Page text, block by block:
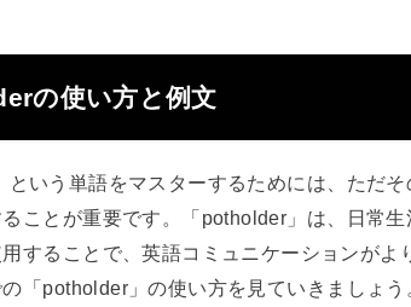
の使い方と例文
という単語をマスターするためには、ただ
ことが重要です。「potholder」は、日常
することで、英語コミュニケーションがよ
「potholder」の使い方を見ていきましょう